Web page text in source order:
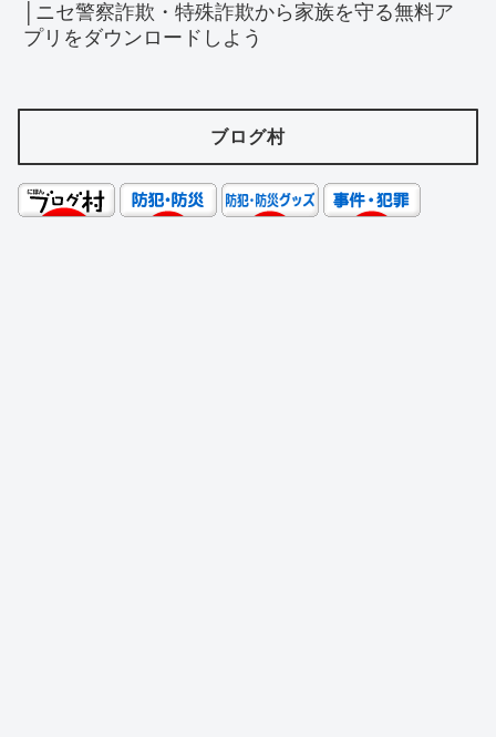
│ニセ警察詐欺・特殊詐欺から家族を守る無料ア
プリをダウンロードしよう
ブログ村